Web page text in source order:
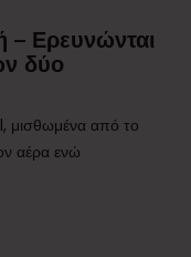
– Ερευνώνται
δύο
μισθωμένα από το
αέρα ενώ